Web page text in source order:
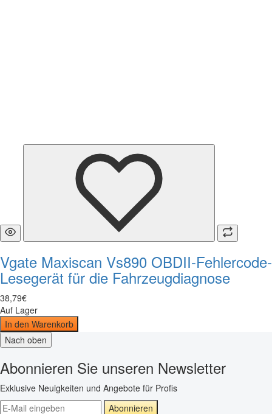
Vgate Maxiscan Vs890 OBDII-Fehlercode-
Lesegerät für die Fahrzeugdiagnose
38,79€
Auf Lager
In den Warenkorb
Nach oben
Abonnieren Sie unseren Newsletter
Exklusive Neuigkeiten und Angebote für Profis
Abonnieren